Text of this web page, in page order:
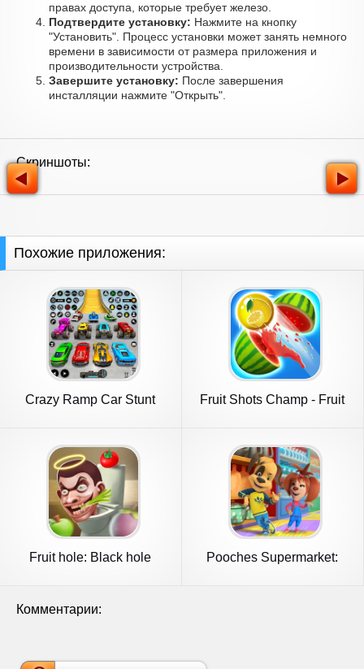
правах доступа, которые требует железо.
Подтвердите установку: Нажмите на кнопку
"Установить". Процесс установки может занять немного
времени в зависимости от размера приложения и
производительности устройства.
Завершите установку: После завершения
инсталляции нажмите "Открыть".
Скриншоты:
Похожие приложения:
Crazy Ramp Car Stunt
Fruit Shots Champ - Fruit
Fruit hole: Black hole
Pooches Supermarket:
Комментарии: